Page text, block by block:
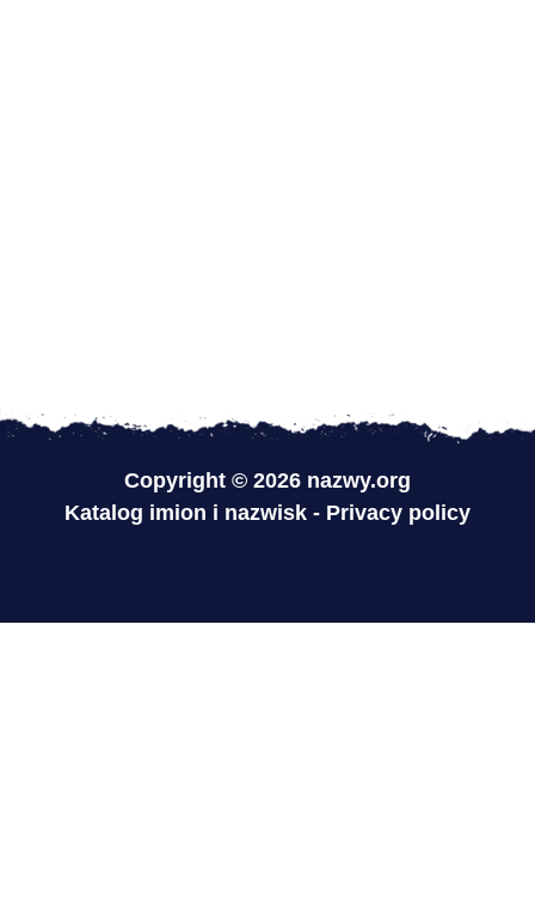
Copyright © 2026 nazwy.org
Katalog imion i nazwisk - Privacy policy